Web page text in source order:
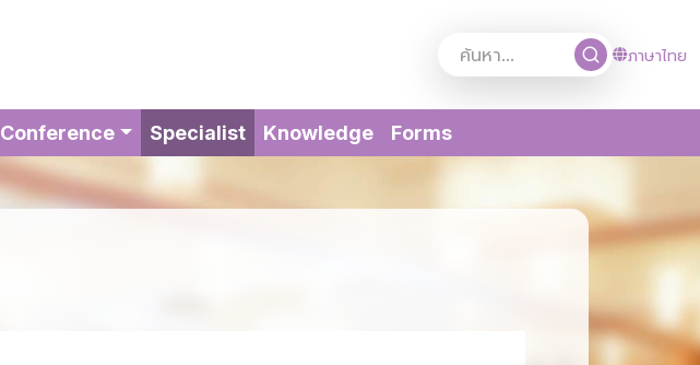
ภาษาไทย
Conference Specialist(current)
Knowledge Forms